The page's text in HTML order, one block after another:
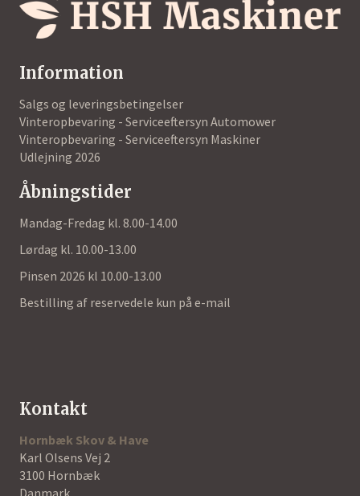
Information
Salgs og leveringsbetingelser
Vinteropbevaring - Serviceeftersyn Automower
Vinteropbevaring - Serviceeftersyn Maskiner
Udlejning 2026
Åbningstider
Mandag-Fredag kl. 8.00-14.00
Lørdag kl. 10.00-13.00
Pinsen 2026 kl 10.00-13.00
Bestilling af reservedele kun på e-mail
Kontakt
Hornbæk Skov & Have
Karl Olsens Vej 2
3100 Hornbæk
Danmark